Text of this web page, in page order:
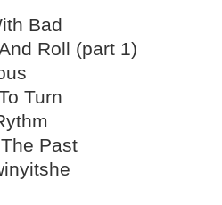
Bad
Roll (part 1)
Turn
Past